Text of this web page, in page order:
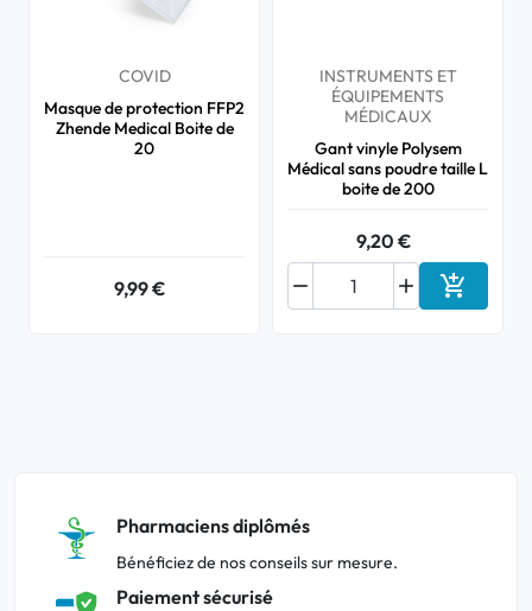
COVID
Masque de protection FFP2
Zhende Medical Boite de
20
9,99 €
INSTRUMENTS ET
ÉQUIPEMENTS
MÉDICAUX
Gant vinyle Polysem
Médical sans poudre taille L
boite de 200
9,20 €

 Ajouter
Pharmaciens diplômés
Bénéficiez de nos conseils sur mesure.
Paiement sécurisé